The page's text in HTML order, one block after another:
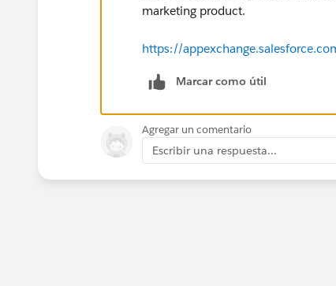
marketing product.
https://
Marcar como útil
Agregar un comentario
Escribir una respuesta...